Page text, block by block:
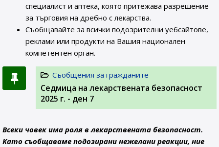
специалист и аптека, която притежава разрешение
за търговия на дребно с лекарства.
Съобщавайте за всички подозрителни уебсайтове,
реклами или продукти на Вашия национален
компетентен орган.
Съобщения за гражданите
Седмица на лекарствената безопасност
2025 г. - ден 7
Всеки човек има роля в лекарствената безопасност.
Като съобщаваме подозирани нежелани реакции, ние